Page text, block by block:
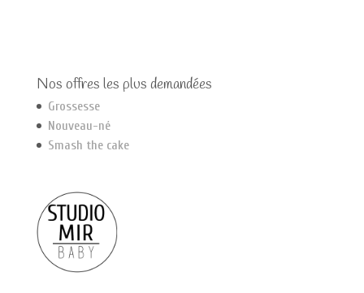
Nos offres les plus demandées
Grossesse
Nouveau-né
Smash the cake